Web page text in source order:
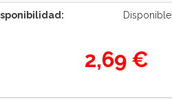
Disponible
2,69 €